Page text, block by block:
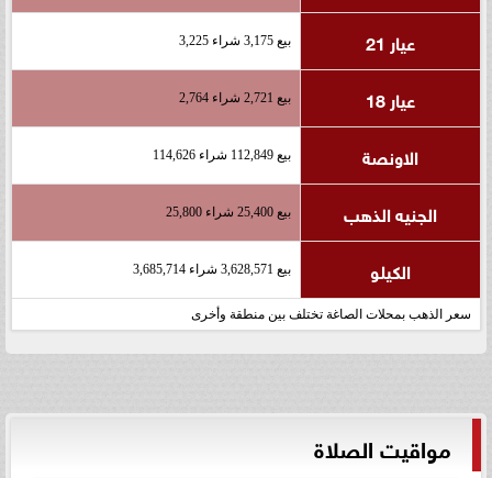
عيار 21 بيع 3,175 شراء 3,225
عيار 18 بيع 2,721 شراء 2,764
الاونصة بيع 112,849 شراء 114,626
الجنيه الذهب بيع 25,400 شراء 25,800
الكيلو بيع 3,628,571 شراء 3,685,714
سعر الذهب بمحلات الصاغة تختلف بين منطقة وأخرى
مواقيت الصلاة